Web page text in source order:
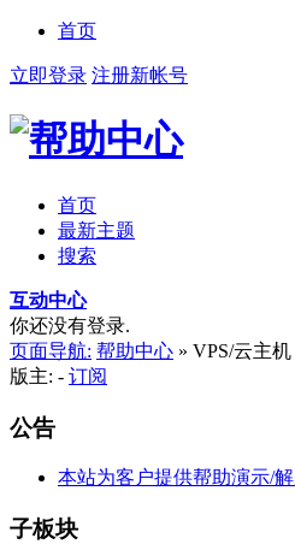
首页
立即登录 注册新帐号
首页
最新主题
搜索
互动中心
你还没有登录.
页面导航: 帮助中心 » VPS/云主机
版主: - 订阅
公告
本站为客户提供帮助演示/
子板块